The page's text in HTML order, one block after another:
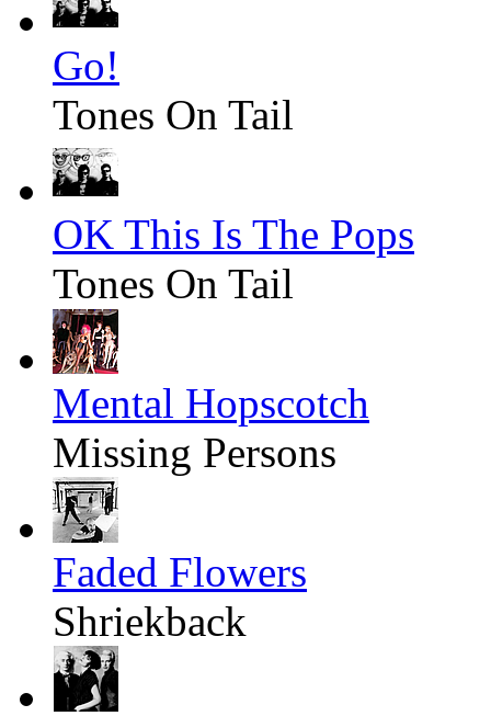
Go!
Tones On Tail
OK This Is The Pops
Tones On Tail
Mental Hopscotch
Missing Persons
Faded Flowers
Shriekback